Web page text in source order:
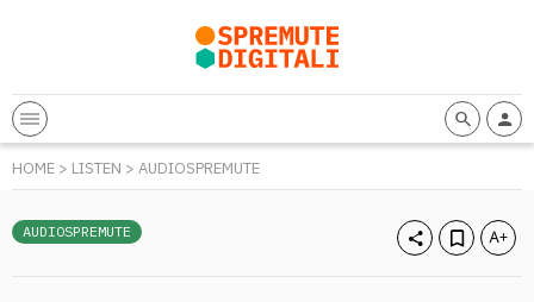
HOME > LISTEN > AUDIOSPREMUTE
AUDIOSPREMUTE